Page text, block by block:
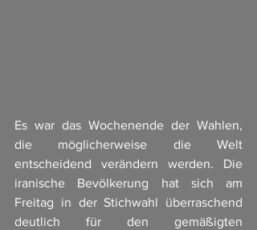
Es war das Wochenende der Wahlen,
die möglicherweise die Welt
entscheidend verändern werden. Die
iranische Bevölkerung hat sich am
Freitag in der Stichwahl überraschend
deutlich für den gemäßigten